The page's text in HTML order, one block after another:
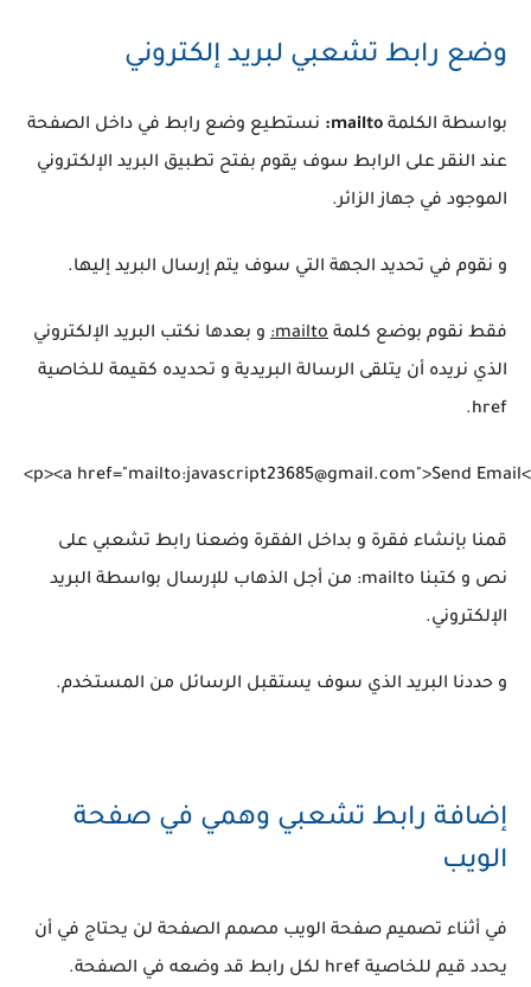
وضع رابط تشعبي لبريد إلكتروني
بواسطة الكلمة mailto:
نستطيع وضع رابط في داخل الصفحة
عند النقر على الرابط سوف يقوم بفتح تطبيق البريد الإلكتروني
الموجود في جهاز الزائر.
و نقوم في تحديد الجهة التي سوف يتم إرسال البريد إليها.
فقط نقوم بوضع كلمة mailto: و بعدها نكتب البريد الإلكتروني
الذي نريده أن يتلقى الرسالة البريدية و تحديده كقيمة للخاصية
href.
<p><a href="mailto:javascript23685@gmail.com">Send
قمنا بإنشاء فقرة و بداخل الفقرة وضعنا رابط تشعبي على
نص و كتبنا mailto: من أجل الذهاب للإرسال بواسطة البريد
الإلكتروني.
و حددنا البريد الذي سوف يستقبل الرسائل من المستخدم.
إضافة رابط تشعبي وهمي في صفحة
الويب
في أثناء تصميم صفحة الويب مصمم الصفحة لن يحتاج في أن
يحدد قيم للخاصية href لكل رابط قد وضعه في الصفحة.